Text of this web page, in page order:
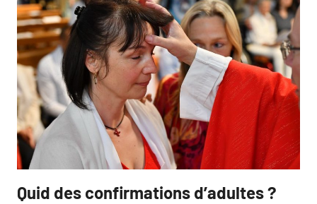
catéchuménat
Quid des confirmations d’adultes ?